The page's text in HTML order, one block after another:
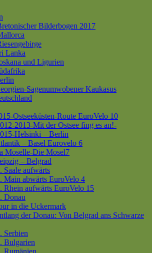
Bilderbogen 2017
Lanka
und Ligurien
Sagenumwobener Kaukasus
Ostseeküsten-Route EuroVelo 10
2013-Mit der Ostsee fing es an!-
Helsinki – Berlin
– Basel Eurovelo 6
Moselle-Die Mosel7
– Belgrad
Saale aufwärts
Main abwärts EuroVelo 4
Rhein aufwärts EuroVelo 15
Donau
in die Uckermark
der Donau: Von Belgrad ans Schwarze
Serbien
Bulgarien
Rumänien